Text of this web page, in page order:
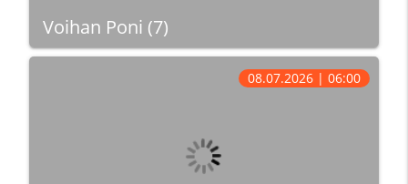
Voihan Poni (7)
08.07.2026 | 06:00